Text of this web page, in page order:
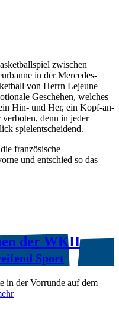
zwischen
in der Mercedes-
von Herrn Lejeune
Geschehen, welches
Hin- und Her, ein Kopf-an-
denn in jeder
spielentscheidend.
französische
und entschied so das
der WKII
Sport
in der Vorrunde auf dem